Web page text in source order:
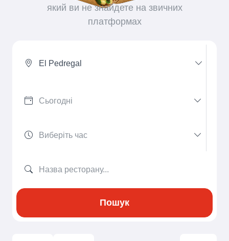
який ви не знайдете на звичних
платформах
El Pedregal
Пошук